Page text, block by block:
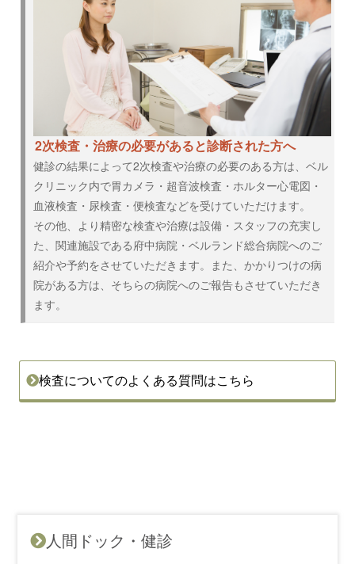
2次検査・治療の必要があると診断された方へ
健診の結果によって2次検査や治療の必要のある方は、ベル
クリニック内で胃カメラ・超音波検査・ホルター心電図・
血液検査・尿検査・便検査などを受けていただけます。
その他、より精密な検査や治療は設備・スタッフの充実し
た、関連施設である府中病院・ベルランド総合病院へのご
紹介や予約をさせていただきます。また、かかりつけの病
院がある方は、そちらの病院へのご報告もさせていただき
ます。
検査についてのよくある質問はこちら
人間ドック・健診